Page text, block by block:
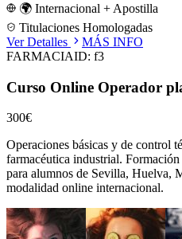
🌍 Internacional + Apostilla
Titulaciones Homologadas
Ver Detalles
MÁS INFO
FARMACIAID: f3
Curso Online Operador
300€
Operaciones básicas y de control
farmacéutica industrial. Formación
para alumnos de Sevilla, Huelva,
modalidad online internacional.